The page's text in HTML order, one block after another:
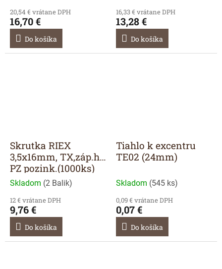
20,54 € vrátane DPH
16,70 €
Do košíka
16,33 € vrátane DPH
13,28 €
Do košíka
Skrutka RIEX
3,5x16mm, TX,záp.h
PZ pozink.(1000ks)
Skladom (2 Balik)
12 € vrátane DPH
9,76 €
Do košíka
Tiahlo k excentru
TE02 (24mm)
Skladom (545 ks)
0,09 € vrátane DPH
0,07 €
Do košíka